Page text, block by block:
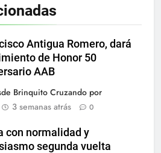
Antigua Romero, dará
de Honor 50
AAB
Brinquito Cruzando por
3 semanas atrás 0
con normalidad y
segunda vuelta